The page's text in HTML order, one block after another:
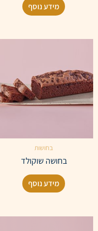
מידע נוסף
בחושות
בחושה שוקולד
מידע נוסף